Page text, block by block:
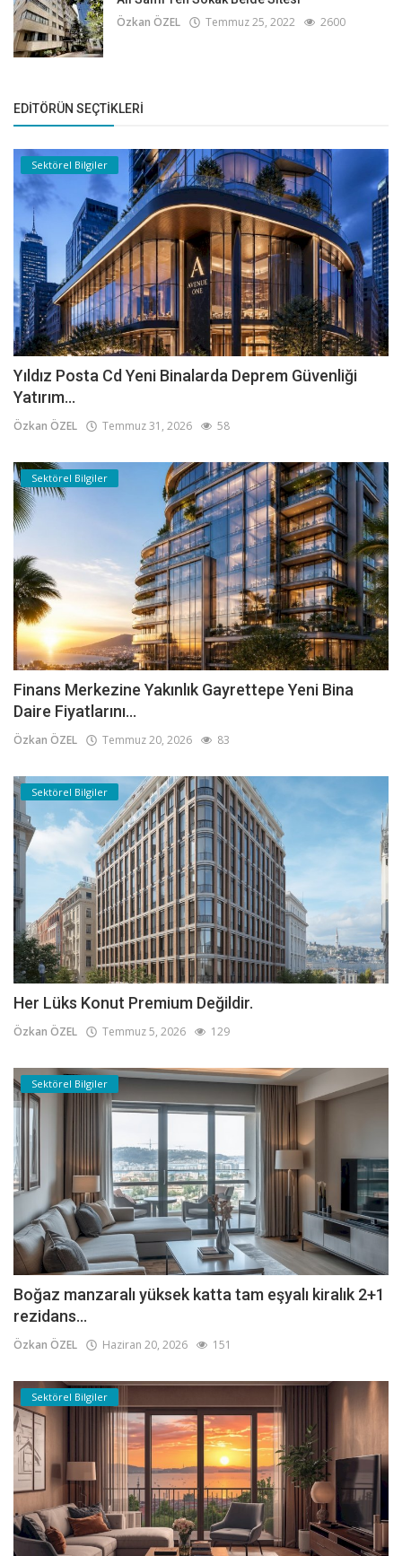
Özkan ÖZEL Temmuz 25, 2022 2600
EDITÖRÜN SEÇTIKLERI
Sektörel Bilgiler
Yıldız Posta Cd Yeni Binalarda Deprem Güvenliği
Yatırım...
Özkan ÖZEL Temmuz 31, 2026 58
Sektörel Bilgiler
Finans Merkezine Yakınlık Gayrettepe Yeni Bina
Daire Fiyatlarını...
Özkan ÖZEL Temmuz 20, 2026 83
Sektörel Bilgiler
Her Lüks Konut Premium Değildir.
Özkan ÖZEL Temmuz 5, 2026 129
Sektörel Bilgiler
Boğaz manzaralı yüksek katta tam eşyalı kiralık 2+1
rezidans...
Özkan ÖZEL Haziran 20, 2026 151
Sektörel Bilgiler